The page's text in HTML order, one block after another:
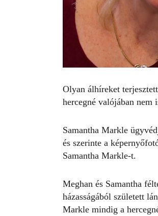
Olyan álhíreket
hercegné valójában nem
Samantha Markle
és szerinte a
Samantha Markle-t.
Meghan és Samantha
házasságából született
Markle mindig a